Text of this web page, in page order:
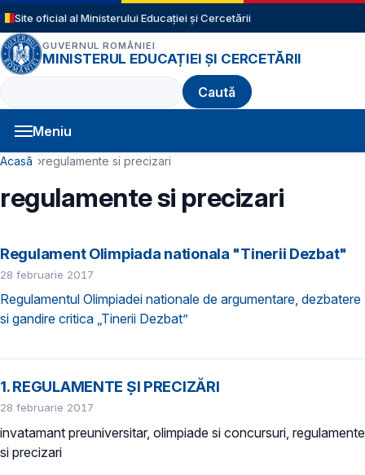
Sari la conținutul principal
Site oficial al Ministerului Educației și Cercetării
GUVERNUL ROMÂNIEI
MINISTERUL EDUCAȚIEI ȘI CERCETĂRII
Caută
Meniu
Navigație principală
Cale de navigare
Acasă regulamente si precizari
regulamente si precizari
Regulament Olimpiada nationala "Tinerii Dezbat"
28 februarie 2017
Regulamentul Olimpiadei nationale de argumentare, dezbatere
si gandire critica „Tinerii Dezbat”
1. REGULAMENTE ȘI PRECIZĂRI
28 februarie 2017
invatamant preuniversitar, olimpiade si concursuri, regulamente
si precizari